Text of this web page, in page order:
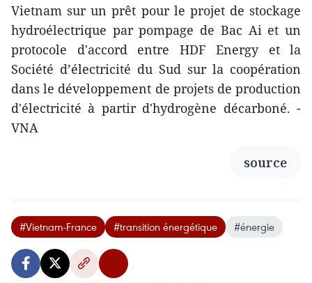
Vietnam sur un prêt pour le projet de stockage
hydroélectrique par pompage de Bac Ai et un
protocole d'accord entre HDF Energy et la
Société d’électricité du Sud sur la coopération
dans le développement de projets de production
d'électricité à partir d'hydrogène décarboné. -
VNA
source
#Vietnam-France #transition énergétique #énergie